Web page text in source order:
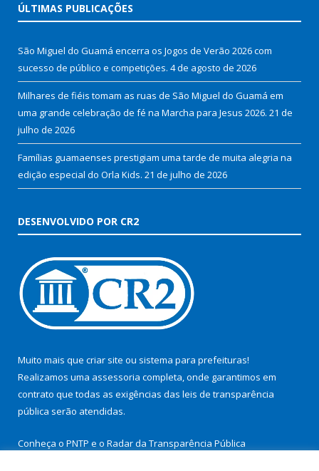
ÚLTIMAS PUBLICAÇÕES
São Miguel do Guamá encerra os Jogos de Verão 2026 com
sucesso de público e competições. 4 de agosto de 2026
Milhares de fiéis tomam as ruas de São Miguel do Guamá em
uma grande celebração de fé na Marcha para Jesus 2026. 21 de
julho de 2026
Famílias guamaenses prestigiam uma tarde de muita alegria na
edição especial do Orla Kids. 21 de julho de 2026
DESENVOLVIDO POR CR2
Muito mais que criar site ou sistema para prefeituras!
Realizamos uma assessoria completa, onde garantimos em
contrato que todas as exigências das leis de transparência
pública serão atendidas.
Conheça o PNTP e o Radar da Transparência Pública